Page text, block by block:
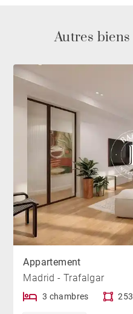
Autres
Appartement
Madrid - Trafalgar
3 chambres